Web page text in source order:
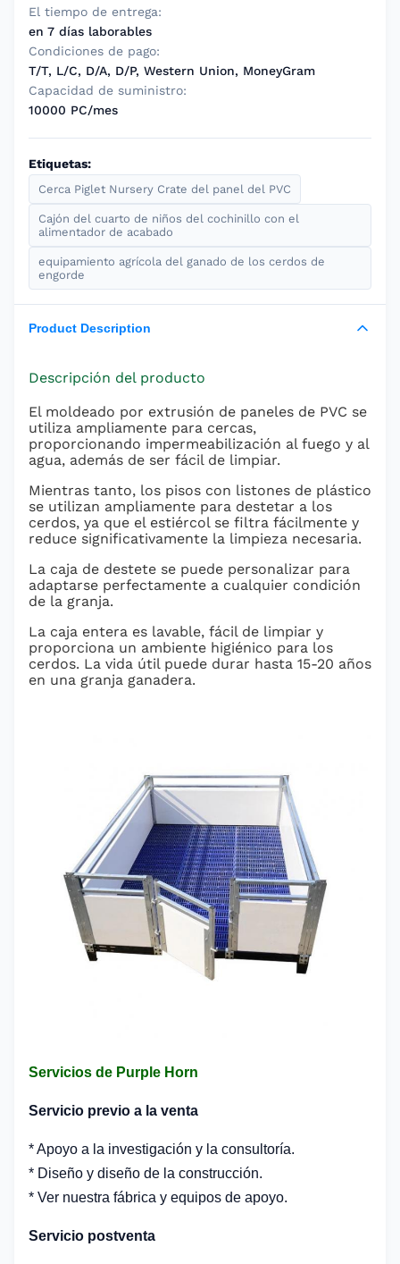
El tiempo de entrega:
en 7 días laborables
Condiciones de pago:
T/T, L/C, D/A, D/P, Western Union, MoneyGram
Capacidad de suministro:
10000 PC/mes
Etiquetas:
Cerca Piglet Nursery Crate del panel del PVC
Cajón del cuarto de niños del cochinillo con el
alimentador de acabado
equipamiento agrícola del ganado de los cerdos de
engorde
Product Description
Descripción del producto
El moldeado por extrusión de paneles de PVC se
utiliza ampliamente para cercas,
proporcionando impermeabilización al fuego y al
agua, además de ser fácil de limpiar.
Mientras tanto, los pisos con listones de plástico
se utilizan ampliamente para destetar a los
cerdos, ya que el estiércol se filtra fácilmente y
reduce significativamente la limpieza necesaria.
La caja de destete se puede personalizar para
adaptarse perfectamente a cualquier condición
de la granja.
La caja entera es lavable, fácil de limpiar y
proporciona un ambiente higiénico para los
cerdos. La vida útil puede durar hasta 15-20 años
en una granja ganadera.
Servicios de Purple Horn
Servicio previo a la venta
* Apoyo a la investigación y la consultoría.
* Diseño y diseño de la construcción.
* Ver nuestra fábrica y equipos de apoyo.
Servicio postventa